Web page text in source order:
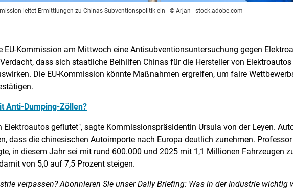
leitet Ermittlungen zu Chinas Subventionspolitik ein - © Arjan - stock.adobe.com
EU-Kommission am Mittwoch eine Antisubventionsuntersuchung gegen
dass sich staatliche Beihilfen Chinas für die Hersteller von
Die EU-Kommission könnte Maßnahmen ergreifen, um faire
Anti-Dumping-Zöllen?
geflutet", sagte Kommissionspräsidentin Ursula von der Leyen.
dass die chinesischen Autoimporte nach Europa deutlich zunehmen. Professor
in diesem Jahr sei mit rund 600.000 und 2025 mit 1,1 Millionen Fahrzeugen
von 5,0 auf 7,5 Prozent steigen.
verpassen? Abonnieren Sie unser Daily Briefing: Was in der Industrie wichtig